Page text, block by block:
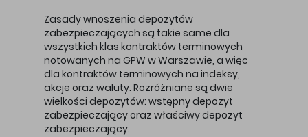
Zasady wnoszenia depozytów
zabezpieczających są takie same dla
wszystkich klas kontraktów terminowych
notowanych na GPW w Warszawie, a więc
dla kontraktów terminowych na indeksy,
akcje oraz waluty. Rozróżniane są dwie
wielkości depozytów: wstępny depozyt
zabezpieczający oraz właściwy depozyt
zabezpieczający.